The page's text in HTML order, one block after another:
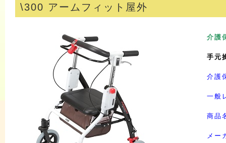
\300 アームフィット屋外
介護
手元
介護
一般
商品
メー